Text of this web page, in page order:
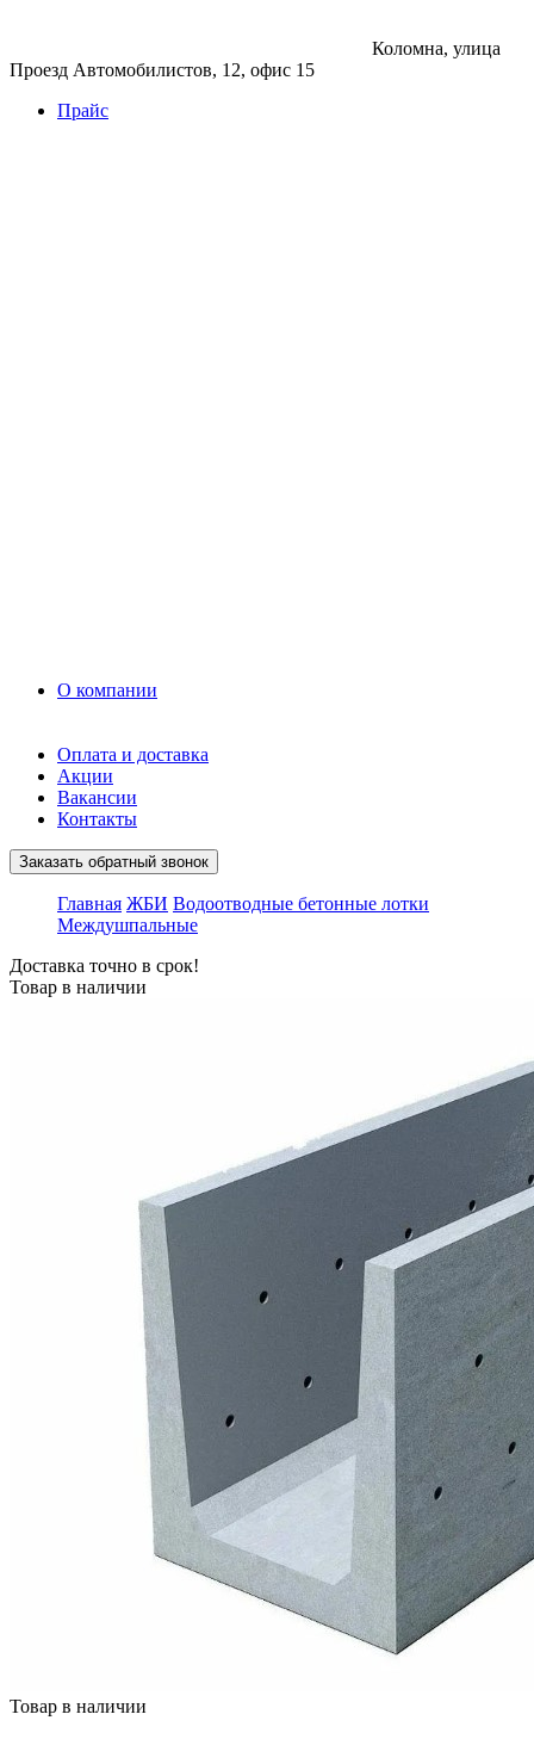
Коломна, улица
Проезд Автомобилистов, 12, офис 15
Прайс
О компании
Оплата и доставка
Акции
Вакансии
Контакты
Заказать обратный звонок
Главная ЖБИ Водоотводные бетонные лотки
Междушпальные
Доставка точно в срок!
Товар в наличии
Товар в наличии